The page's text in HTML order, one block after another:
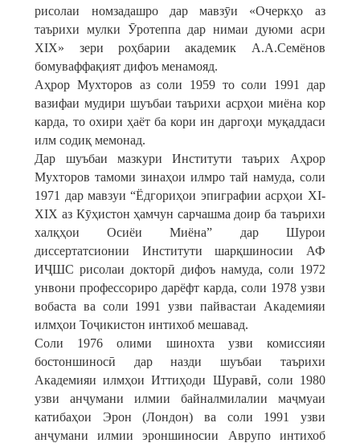
рисолаи номзадашро дар мавзӯи «Очеркҳо аз
таърихи мулки Ӯротеппа дар нимаи дуюми асри
XIX» зери роҳбарии академик А.А.Семёнов
бомуваффақият дифоъ менамояд.
Аҳрор Мухторов аз соли 1959 то соли 1991 дар
вазифаи мудири шуъбаи таърихи асрҳои миёна кор
карда, то охири ҳаёт ба кори ин даргоҳи муқаддаси
илм содиқ мемонад.
Дар шуъбаи мазкури Институти таърих Аҳрор
Мухторов тамоми зинаҳои илмро тай намуда, соли
1971 дар мавзуи “Ёдгориҳои эпиграфии асрҳои XI-
XIX аз Кӯҳистон ҳамчун сарчашма доир ба таърихи
халқҳои Осиёи Миёна” дар Шурои
диссертатсионии Институти шарқшиносии АФ
ИҶШС рисолаи докторӣ дифоъ намуда, соли 1972
унвони профессориро дарёфт карда, соли 1978 узви
вобаста ва соли 1991 узви пайвастаи Академияи
илмҳои Тоҷикистон интихоб мешавад.
Соли 1976 олими шинохта узви комиссияи
бостоншиносӣ дар назди шуъбаи таърихи
Академияи илмҳои Иттиҳоди Шуравӣ, соли 1980
узви анҷумани илмии байналмилалии маҷмуаи
катибаҳои Эрон (Лондон) ва соли 1991 узви
анҷумани илмии эроншиносии Аврупо интихоб